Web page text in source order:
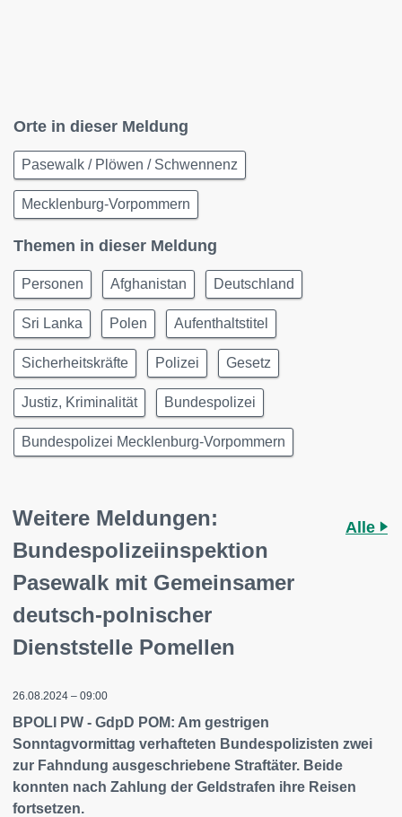
Orte in dieser Meldung
Pasewalk / Plöwen / Schwennenz
Mecklenburg-Vorpommern
Themen in dieser Meldung
Personen Afghanistan Deutschland
Sri Lanka Polen Aufenthaltstitel
Sicherheitskräfte Polizei Gesetz
Justiz, Kriminalität Bundespolizei
Bundespolizei Mecklenburg-Vorpommern
Weitere Meldungen:
Bundespolizeiinspektion
Pasewalk mit Gemeinsamer
deutsch-polnischer
Dienststelle Pomellen
Alle
26.08.2024 – 09:00
BPOLI PW - GdpD POM: Am gestrigen
Sonntagvormittag verhafteten Bundespolizisten zwei
zur Fahndung ausgeschriebene Straftäter. Beide
konnten nach Zahlung der Geldstrafen ihre Reisen
fortsetzen.